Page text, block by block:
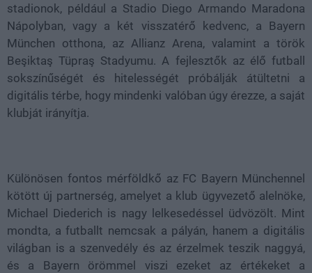
stadionok, például a Stadio Diego Armando Maradona
Nápolyban, vagy a két visszatérő kedvenc, a Bayern
München otthona, az Allianz Arena, valamint a török
Beşiktaş Tüpraş Stadyumu. A fejlesztők az élő futball
sokszínűségét és hitelességét próbálják átültetni a
digitális térbe, hogy mindenki valóban úgy érezze, a saját
klubját irányítja.
Különösen fontos mérföldkő az FC Bayern Münchennel
kötött új partnerség, amelyet a klub ügyvezető alelnöke,
Michael Diederich is nagy lelkesedéssel üdvözölt. Mint
mondta, a futballt nemcsak a pályán, hanem a digitális
világban is a szenvedély és az érzelmek teszik naggyá,
és a Bayern örömmel viszi ezeket az értékeket a